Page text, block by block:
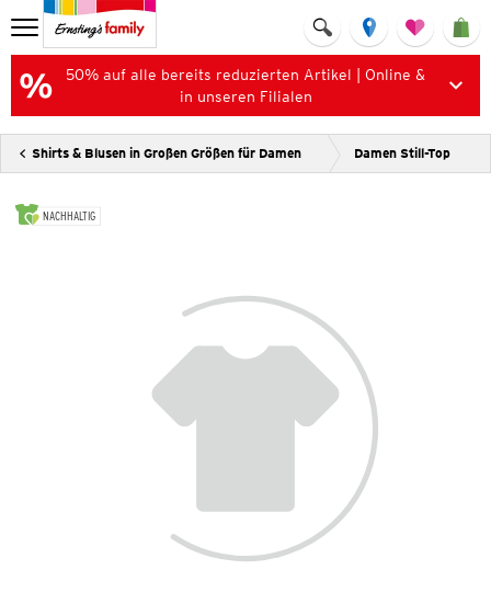
50% auf alle bereits reduzierten Artikel | Online &
in unseren Filialen
Shirts & Blusen in Großen Größen für Damen Damen Still-Top
NACHHALTIG